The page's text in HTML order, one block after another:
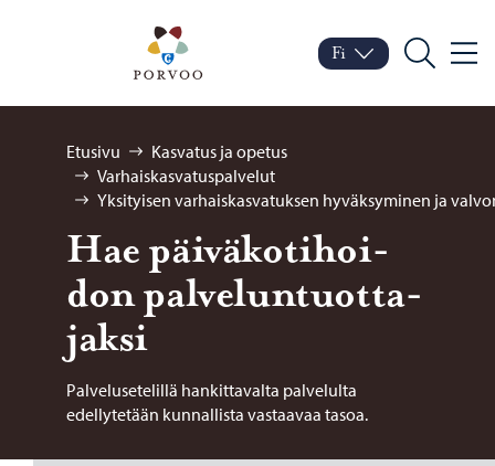
Porvoo – Siirry
Vaihda kieltä
Nykyinen kieli: Suomi
Fi
Hae
Selaa:
Etusivu
Kasvatus ja opetus
Varhaiskasvatuspalvelut
Yksityisen varhaiskasvatuksen hyväksyminen ja
Hae päi­vä­ko­ti­hoi­
don pal­ve­lun­tuot­ta­
jak­si
Palvelusetelillä hankittavalta palvelulta
edellytetään kunnallista vastaavaa tasoa.